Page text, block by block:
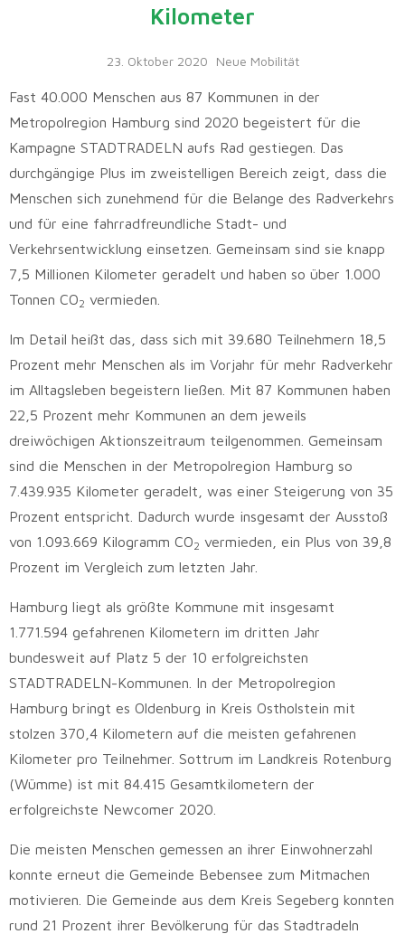
Kilometer
23. Oktober 2020 Neue Mobilität
Fast 40.000 Menschen aus 87 Kommunen in der
Metropolregion Hamburg sind 2020 begeistert für die
Kampagne STADTRADELN aufs Rad gestiegen. Das
durchgängige Plus im zweistelligen Bereich zeigt, dass die
Menschen sich zunehmend für die Belange des Radverkehrs
und für eine fahrradfreundliche Stadt- und
Verkehrsentwicklung einsetzen. Gemeinsam sind sie knapp
7,5 Millionen Kilometer geradelt und haben so über 1.000
Tonnen CO2 vermieden.
Im Detail heißt das, dass sich mit 39.680 Teilnehmern 18,5
Prozent mehr Menschen als im Vorjahr für mehr Radverkehr
im Alltagsleben begeistern ließen. Mit 87 Kommunen haben
22,5 Prozent mehr Kommunen an dem jeweils
dreiwöchigen Aktionszeitraum teilgenommen. Gemeinsam
sind die Menschen in der Metropolregion Hamburg so
7.439.935 Kilometer geradelt, was einer Steigerung von 35
Prozent entspricht. Dadurch wurde insgesamt der Ausstoß
von 1.093.669 Kilogramm CO2 vermieden, ein Plus von 39,8
Prozent im Vergleich zum letzten Jahr.
Hamburg liegt als größte Kommune mit insgesamt
1.771.594 gefahrenen Kilometern im dritten Jahr
bundesweit auf Platz 5 der 10 erfolgreichsten
STADTRADELN-Kommunen. In der Metropolregion
Hamburg bringt es Oldenburg in Kreis Ostholstein mit
stolzen 370,4 Kilometern auf die meisten gefahrenen
Kilometer pro Teilnehmer. Sottrum im Landkreis Rotenburg
(Wümme) ist mit 84.415 Gesamtkilometern der
erfolgreichste Newcomer 2020.
Die meisten Menschen gemessen an ihrer Einwohnerzahl
konnte erneut die Gemeinde Bebensee zum Mitmachen
motivieren. Die Gemeinde aus dem Kreis Segeberg konnten
rund 21 Prozent ihrer Bevölkerung für das Stadtradeln